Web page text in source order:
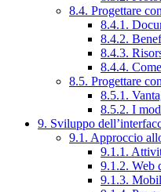
8.4. Progettare
8.4.1.
8.4.2.
8.4.3.
8.4.4.
8.5. Progettare
8.5.1.
8.5.2. I
9. Sviluppo
9.1. Approccio
9.1.1.
9.1.2. Web
9.1.3.